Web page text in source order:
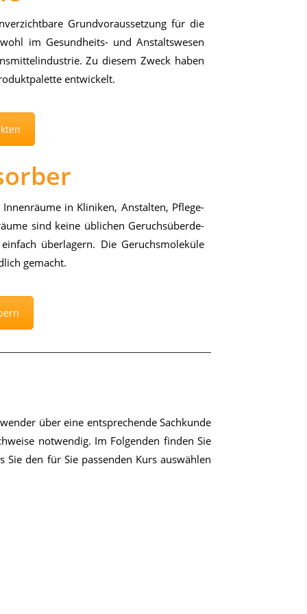
Grund­vor­aus­set­zung für die
im Ge­sund­heits- und An­stalts­we­sen
Zu die­sem Zweck ha­ben
ent­wi­ckelt.
in Kli­ni­ken, An­stal­ten, Pfle­ge­
sind kei­ne üb­li­chen Ge­ruchs­über­de­
über­la­gern. Die Ge­ruchs­mo­le­kü­le
ge­macht.
über eine ent­spre­chen­de Sach­kun­de
not­wen­dig. Im Fol­gen­den fin­den Sie
den für Sie pas­sen­den Kurs aus­wäh­len